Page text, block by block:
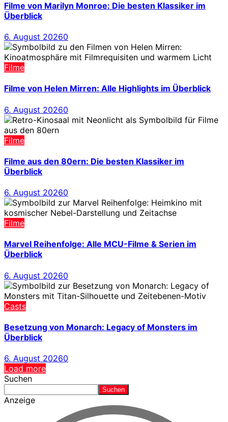
Filme von Marilyn Monroe: Die besten Klassiker im
Überblick
6. August 20260
Filme
Filme von Helen Mirren: Alle Highlights im Überblick
6. August 20260
Filme
Filme aus den 80ern: Die besten Klassiker im
Überblick
6. August 20260
Filme
Marvel Reihenfolge: Alle MCU-Filme & Serien im
Überblick
6. August 20260
Casts
Besetzung von Monarch: Legacy of Monsters im
Überblick
6. August 20260
Load more
Suchen
Suchen
Anzeige